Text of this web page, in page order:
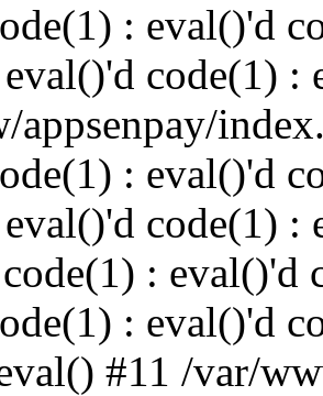
: eval()'d
code(1) :
appsenpay/
: eval()'d
code(1) :
: eval()'d
: eval()'d
#11 /var/